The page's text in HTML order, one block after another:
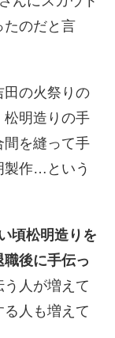
たのだと言
田の火祭りの
松明造りの手
間を縫って手
製作…という
頃松明造りを
後に手伝っ
う人が増えて
人も増えて